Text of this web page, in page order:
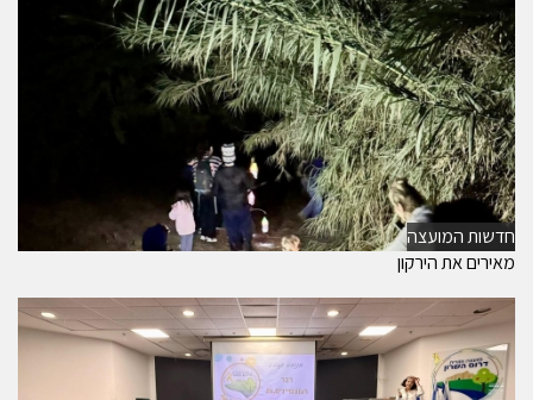
חדשות המועצה
מאירים את הירקון